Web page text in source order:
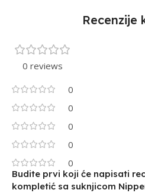
Recenzije
0 reviews
0
0
0
0
0
Budite prvi koji će napisati
kompletić sa suknjicom